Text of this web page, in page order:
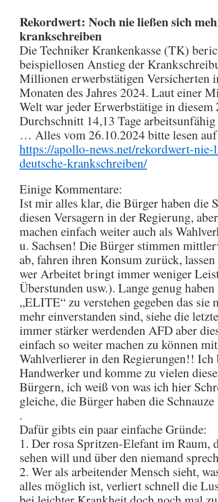
Rekordwert: Noch nie ließen sich
krankschreiben
Die Techniker Krankenkasse (TK)
beispiellosen Anstieg der
Millionen erwerbstätigen Versicherten
Monaten des Jahres 2024. Laut einer
Welt war jeder Erwerbstätige in
Durchschnitt 14,13 Tage
… Alles vom 26.10.2024 bitte lesen auf
https://apollo-news.net/rekordwert-nie-
deutsche-krankschreiben/
Einige Kommentare:
Ist mir alles klar, die Bürger haben die
diesen Versagern in der Regierung,
machen einfach weiter auch als
u. Sachsen! Die Bürger stimmen
ab, fahren ihren Konsum zurück,
wer Arbeitet bringt immer weniger
Überstunden usw.). Lange genug
„ELITE“ zu verstehen gegeben das
mehr einverstanden sind, siehe die
immer stärker werdenden AFD aber
einfach so weiter machen zu können
Wahlverlierer in den Regierungen!! Ich
Handwerker und komme zu vielen
Bürgern, ich weiß von was ich hier
gleiche, die Bürger haben die
.
Dafür gibts ein paar einfache Gründe:
1. Der rosa Spritzen-Elefant im Raum,
sehen will und über den niemand
2. Wer als arbeitender Mensch sieht,
alles möglich ist, verliert schnell die